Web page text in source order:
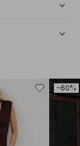
−60%